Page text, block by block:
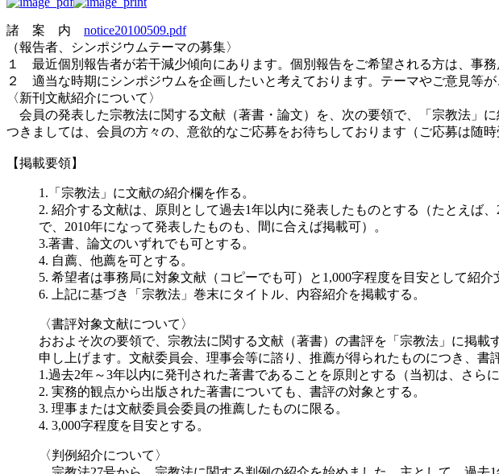
諸 案 内 notice20100509.pdf
（報告者、シンポジウムテーマの募集〉
１ 最近個別報告者が若干減少傾向にあります。個別報告をご希望される方は、事務
２ 適当な時期にシンポジウムを企画したいと考えております。テーマやご意見等
〈新刊文献紹介について〉
会員の発表した宗教法に関する文献（著書・論文）を、次の要領で、「宗教法」に
つきましては、会員の方々の、意欲的なご応募をお待ちしております（ご応募は随時
【掲載要領】
1.「宗教法」に文献の紹介欄を作る。
2. 紹介する文献は、原則として過去1年以内に発表したものとする（たとえば
で、2010年になって発表したものも、間に合えば掲載可）。
3.著書、論文のいずれでも可とする。
4. 自薦、他薦を可とする。
5. 希望者は事務局に対象文献（コピーでも可）と1,000字程度を目安として紹介
6. 上記に基づき「宗教法」巻末にタイトル、内容紹介を掲載する。
〈書評対象文献について〉
おおよそ次の要領で、宗教法に関する文献（著書）の書評を「宗教法」に掲
申し上げます。文献委員会、理事会等に諮り、推薦が得られたものにつき、書
1.過去2年～3年以内に発刊された著書であることを原則とする（当初は、さら
2. 実務的観点から出版された著書についても、書評の対象とする。
3. 理事または文献委員会委員の推薦したものに限る。
4. 3,000字程度を目安とする。
〈判例紹介について〉